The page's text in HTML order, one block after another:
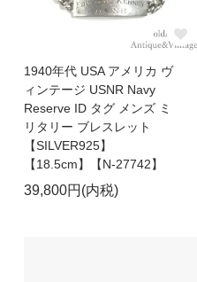
1940年代 USA アメリカ ヴ
ィンテージ USNR Navy
Reserve ID タグ メンズ ミ
リタリー ブレスレット
【SILVER925】
【18.5cm】【N-27742】
39,800円(内税)